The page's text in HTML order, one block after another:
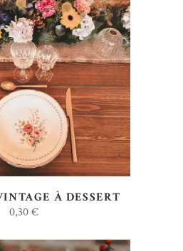
AU DEVIS
À DESSERT
0,30€